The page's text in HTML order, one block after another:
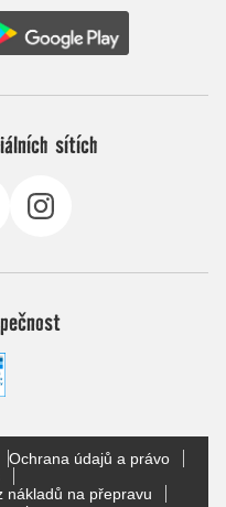
sítích
Ochrana údajů a právo
nákladů na přepravu